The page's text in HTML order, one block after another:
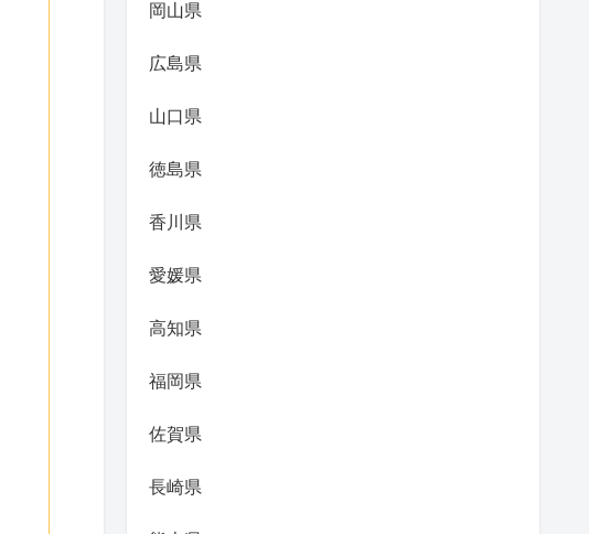
岡山県
広島県
山口県
徳島県
香川県
愛媛県
高知県
福岡県
佐賀県
長崎県